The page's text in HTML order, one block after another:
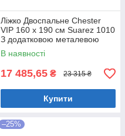
Ліжко Двоспальне Chester
VIP 160 х 190 см Suarez 1010
З додатковою металевою
цільнозварною рамою
Коричневий
В наявності
17 485,65 ₴ 23 315 ₴
Купити
–25%